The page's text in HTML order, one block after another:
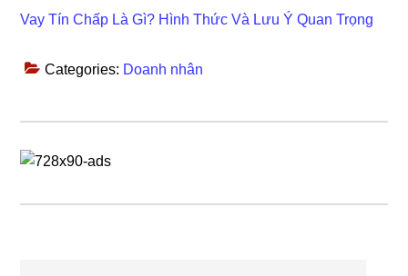
Vay Tín Chấp Là Gì? Hình Thức Và Lưu Ý Quan Trọng
Categories: Doanh nhân